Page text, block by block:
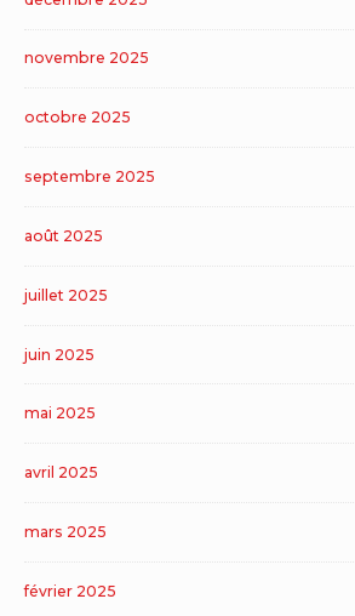
novembre 2025
octobre 2025
septembre 2025
août 2025
juillet 2025
juin 2025
mai 2025
avril 2025
mars 2025
février 2025